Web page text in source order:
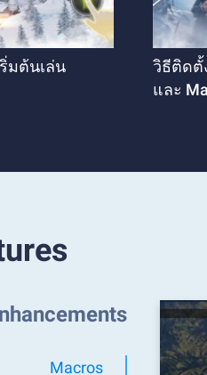
มต้นเล่น
วิธีติดตั้
และ
Macros